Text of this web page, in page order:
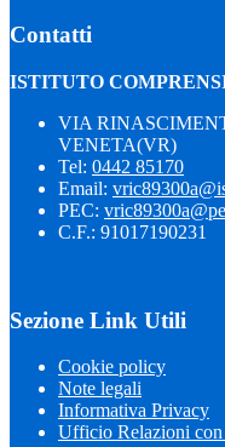
Contatti
ISTITUTO
VIA
VENETA(VR)
Tel: 0442 85170
Email:
PEC:
C.F.: 91017190231
Sezione Link Utili
Cookie policy
Note legali
Informativa Privacy
Ufficio Relazioni